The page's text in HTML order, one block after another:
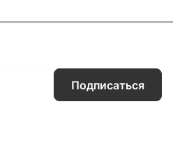
Подписаться